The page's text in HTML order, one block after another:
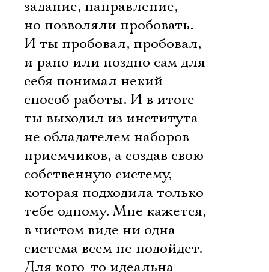
задание, направление,
но позволяли пробовать.
И ты пробовал, пробовал,
и рано или поздно сам для
себя понимал некий
способ работы. И в итоге
ты выходил из института
не обладателем наборов
приемчиков, а создав свою
собственную систему,
которая подходила только
тебе одному. Мне кажется,
в чистом виде ни одна
система всем не подойдет.
Для кого-то идеальна